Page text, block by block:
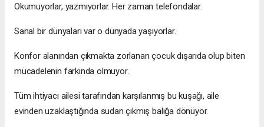
Okumuyorlar, yazmıyorlar. Her zaman telefondalar.
Sanal bir dünyaları var o dünyada yaşıyorlar.
Konfor alanından çıkmakta zorlanan çocuk dışarıda olup biten
mücadelenin farkında olmuyor.
Tüm ihtiyacı ailesi tarafından karşılanmış bu kuşağı, aile
evinden uzaklaştığında sudan çıkmış balığa dönüyor.